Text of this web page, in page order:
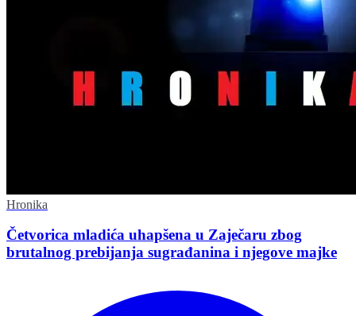
Hronika
Četvorica mladića uhapšena u Zaječaru zbog
brutalnog prebijanja sugrađanina i njegove majke